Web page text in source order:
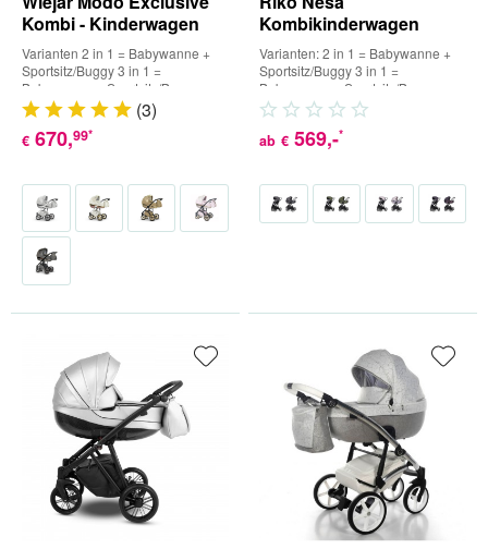
Kombi - Kinderwagen
Varianten 2 in 1 = Babywanne +
Sportsitz/Buggy 3 in 1 =
Babywanne + Sportsitz/Buggy +
Babyschale (inkl. Adapter) 4 in...
(3)
€ 670,99*
Kombikinderwagen
Varianten: 2 in 1 = Babywanne +
Sportsitz/Buggy 3 in 1 =
Babywanne + Sportsitz/Buggy +
Babyschale (inkl. Adapter) 4...
ab € 569,-*